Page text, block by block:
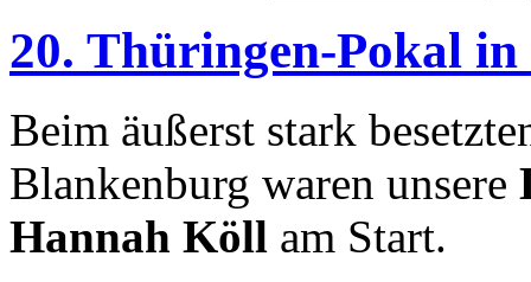
20. Thüringen-Pokal
Beim äußerst stark
Blankenburg waren unsere
Hannah Köll am Start.